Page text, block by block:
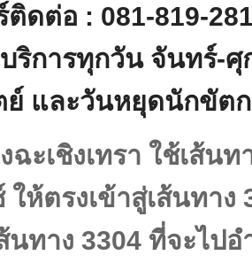
ติดต่อ : 081-819-
ริการทุกวัน จันทร์-ศุ
ย์ และวันหยุดนักขัต
ฉะเชิงเทรา ใช้เส้น
ให้ตรงเข้าสู่เส้นทาง
นทาง 3304 ที่จะไป